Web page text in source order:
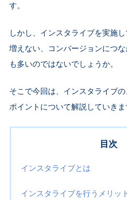
す。
しかし、インスタライブを実施
増えない、コンバージョンにつ
も多いのではないでしょうか。
そこで今回は、インスタライブ
ポイントについて解説していきま
目次
インスタライブとは
インスタライブを行うメリット